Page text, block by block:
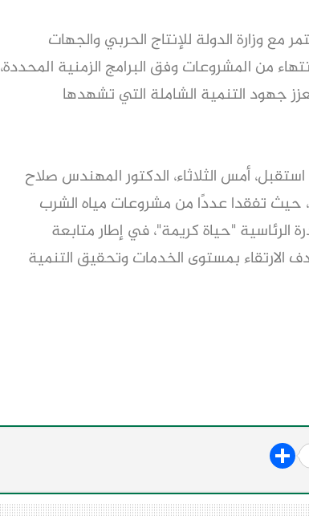
وزارة الدولة للإنتاج الحربي والجهات
من المشروعات وفق البرامج الزمنية المحددة،
جهود التنمية الشاملة التي تشهدها
أمس الثلاثاء، الدكتور المهندس صلاح
حيث تفقدا عددًا من مشروعات مياه الشرب
الرئاسية "حياة كريمة"، في إطار متابعة
الارتقاء بمستوى الخدمات وتحقيق التنمية